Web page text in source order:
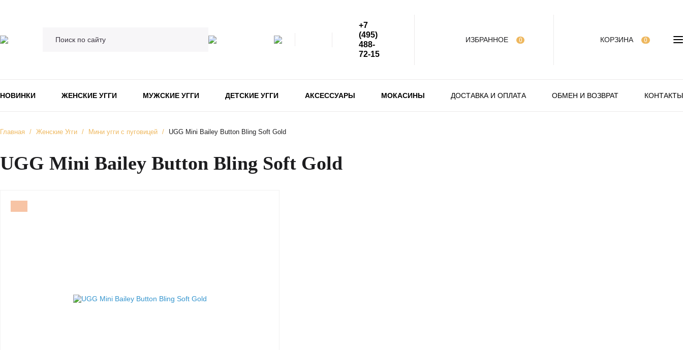
+7
(495)
488-
72-15
ИЗБРАННОЕ 0 КОРЗИНА 0
НОВИНКИ ЖЕНСКИЕ УГГИ МУЖСКИЕ УГГИ ДЕТСКИЕ УГГИ АКСЕССУАРЫ МОКАСИНЫ ДОСТАВКА И ОПЛАТА ОБМЕН И ВОЗВРАТ КОНТАКТЫ
Главная / Женские Угги / Мини угги с пуговицей / UGG Mini Bailey Button Bling Soft Gold
UGG Mini Bailey Button Bling Soft Gold